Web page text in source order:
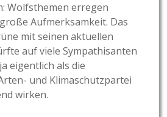
Wolfsthemen erregen
Aufmerksamkeit. Das
mit seinen aktuellen
auf viele Sympathisanten
eigentlich als die
und Klimaschutzpartei
wirken.